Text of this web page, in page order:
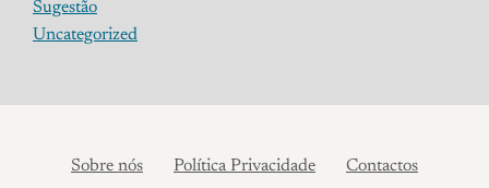
Sugestão
Uncategorized
Sobre nós Política Privacidade Contactos